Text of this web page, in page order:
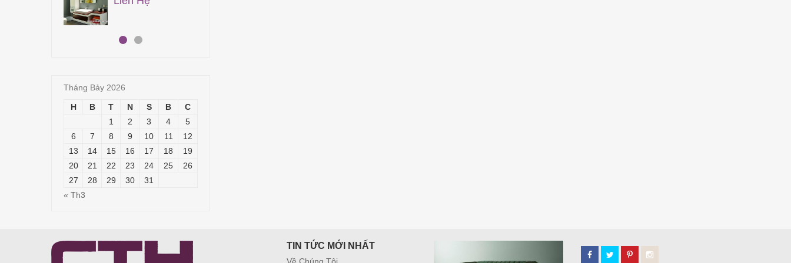
Tháng Bảy 2026
H B T N S B
C
1
2 3 4
5
6
7 8 9 10 11
12
13
14 15 16 17 18
19
20
21 22 23 24 25
26
27
28 29 30
31
« Th3
TIN TỨC MỚI NHẤT